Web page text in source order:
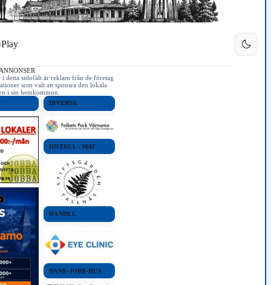
Play
i detta sidofält är reklam från de företag
som valt att sponsra den lokala
i sin hemkommun.
DIVERSE
HOTELL - MAT
HANDEL
BANK-JOBB-HUS